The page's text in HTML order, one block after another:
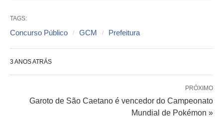
TAGS:
Concurso Público GCM Prefeitura
3 ANOS ATRÁS
PRÓXIMO
Garoto de São Caetano é vencedor do Campeonato
Mundial de Pokémon »